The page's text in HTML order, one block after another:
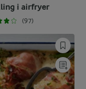
i airfryer
(97)